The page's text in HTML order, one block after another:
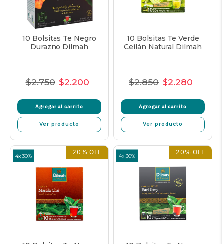
10 Bolsitas Te Negro
Durazno Dilmah
Precio
$2.750 Precio
oferta
$2.200
Agregar al carrito
Ver producto
10 Bolsitas Te Verde
Ceilán Natural Dilmah
Precio
$2.850 Precio
oferta
$2.280
Agregar al carrito
Ver producto
4x 30% 20% OFF 4x 30% 20% OFF